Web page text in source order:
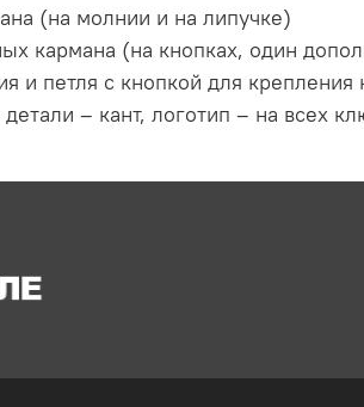
(на молнии и на липучке)
кармана (на кнопках, один
и петля с кнопкой для крепления
– кант, логотип – на всех